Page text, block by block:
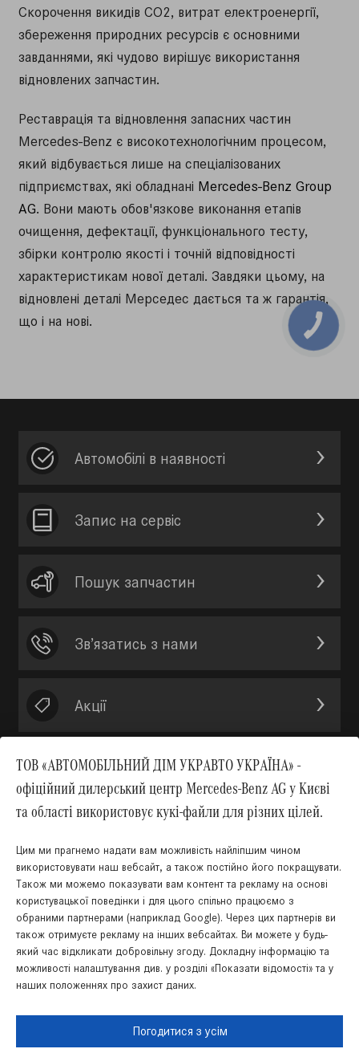
Скорочення викидів CO2, витрат електроенергії,
збереження природних ресурсів є основними
завданнями, які чудово вирішує використання
відновлених запчастин.
Реставрація та відновлення запасних частин
Mercedes-Benz є високотехнологічним процесом,
який відбувається лише на спеціалізованих
підприємствах, які обладнані Mercedes-Benz Group
AG. Вони мають обов'язкове виконання етапів
очищення, дефектації, функціонального тесту,
збірки контролю якості і точній відповідності
характеристикам нової деталі. Завдяки цьому, на
відновлені деталі Мерседес дається та ж гарантія,
що і на нові.
ТОВ «АВТОМОБІЛЬНИЙ ДІМ УКРАВТО УКРАЇНА» -
офіційний дилерський центр Mercedes-Benz AG у Києві
та області використовує кукі-файли для різних цілей.
Цим ми прагнемо надати вам можливість найліпшим чином
використовувати наш вебсайт, а також постійно його покращувати.
Також ми можемо показувати вам контент та рекламу на основі
користувацької поведінки і для цього спільно працюємо з
обраними партнерами (наприклад Google). Через цих партнерів ви
також отримуєте рекламу на інших вебсайтах. Ви можете у будь-
який час відкликати добровільну згоду. Докладну інформацію та
можливості налаштування див. у розділі «Показати відомості» та у
наших положеннях про захист даних.
Погодитися з усім
Автомобілі в наявності
Запис на сервic
Пошук запчастин
Зв’язатись з нами
Акції
Вгору
Українська Російська
Правова інформація